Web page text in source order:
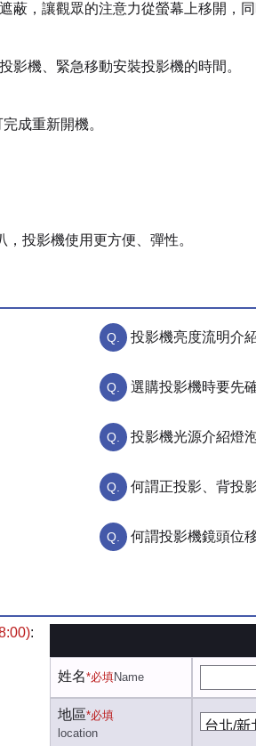
，讓觀眾的注意力從螢幕上移開，
影機、緊急移動安裝投影機的時間。
成重新開機。
投影機使用更方便、彈性。
投影機亮度流明介
選購投影機時要先
投影機光源介紹燈
何謂正投影、背投
何謂投影機鏡頭位
:
姓名*必填Name
地區*必填
location